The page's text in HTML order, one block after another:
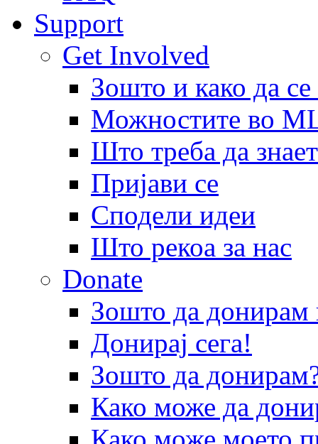
Support
Get Involved
Зошто и како да
Можностите во
Што треба да
Пријави се
Сподели идеи
Што рекоа за нас
Donate
Зошто да
Донирај сега!
Зошто да
Како може да